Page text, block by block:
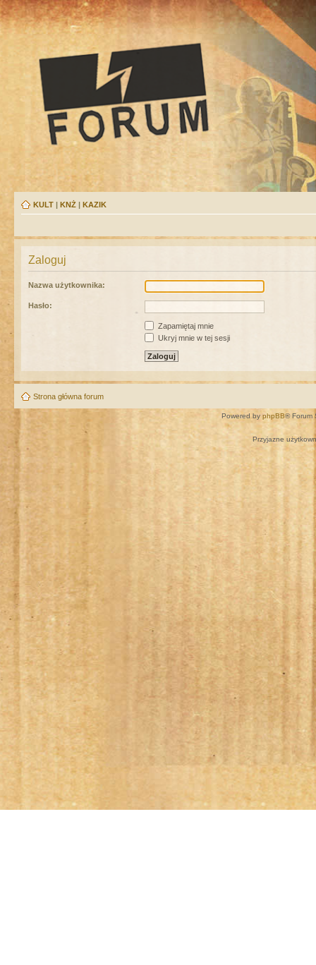
KULT | KNŻ | KAZIK
Zaloguj
Nazwa użytkownika:
Hasło:
Zapamiętaj mnie
Ukryj mnie w tej sesji
Strona główna forum
Powered by phpBB® Forum
Przyjazne